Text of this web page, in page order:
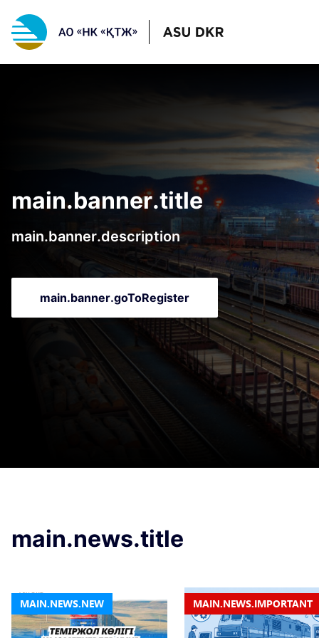
main.banner.title
main.banner.description
main.banner.goToRegister
main.news.title
MAIN.NEWS.NEW MAIN.NEWS.IMPORTANT